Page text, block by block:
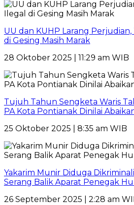
UU dan KUHP Larang Perjudian,
di Gesing Masih Marak
28 Oktober 2025 | 11:29 am WIB
Tujuh Tahun Sengketa Waris
PA Kota Pontianak Dinilai
25 Oktober 2025 | 8:35 am WIB
Yakarim Munir Diduga
Serang Balik Aparat Penegak
26 September 2025 | 2:28 am